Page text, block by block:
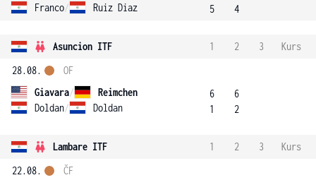
Franco/ Ruiz Diaz
5
4
Asuncion ITF 1 2 3
Kurs
28.08.
Giavara/
Reimchen
Doldan/ Doldan
OF
6
1
6
2
Lambare ITF 1 2 3
Kurs
22.08.
ČF